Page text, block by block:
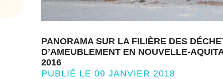
PANORAMA SUR LA FILIÈRE DES
D’AMEUBLEMENT EN NOUVELLE-
2016
PUBLIÉ LE 09 JANVIER 2018